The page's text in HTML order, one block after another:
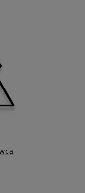
a duchowością dzięki